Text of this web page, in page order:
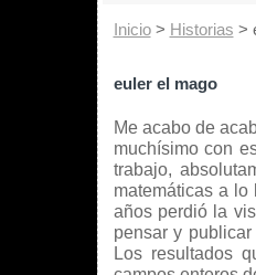
Inicio> Historias >
euler el mago
Me acabo de
muchísimo con
trabajo,
matemáticas a
años perdió la
pensar y
Los resultados